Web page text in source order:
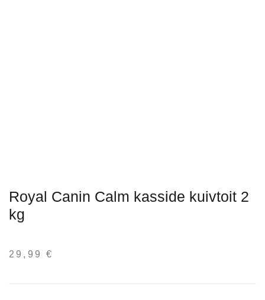
Royal Canin Calm kasside kuivtoit 2
kg
29,99€